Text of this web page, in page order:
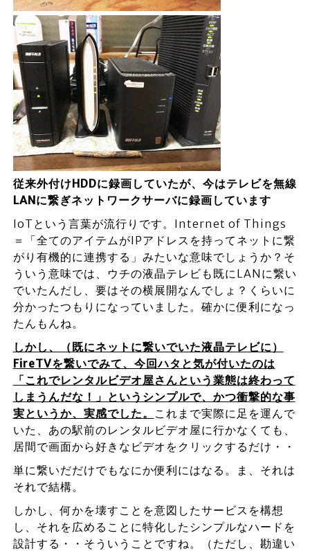
従来外付けHDDに録画していたが、今はテレビを無線
LANに繋ぎネットワークサーバに録画しています
IoTという言葉が流行りです。Internet of Things
＝「全てのアイテムがIPアドレスを持ってネットに繋
がり有機的に連携する」みたいな意味でしょうか？そ
ういう意味では、ウチの液晶テレビも既にLANに繋い
でいたんだし、要はその横展開なんでしょ？くらいに
分かったつもりになっていました。確かに便利になっ
たんもんね。
しかし、（既にネットに繋いでいた液晶テレビに）
FireTVを繋いでみて、今回ハタと気が付いたのは
「これでレンタルビデオ屋さんという業態は終わって
しまうんだな！」というシンプルで、かつ衝撃的な事
実というか、実感でした。
これまで実際に足を運んで
いた、あの駅前のレンタルビデオ屋に行かなくても、
居間で画面から好きなビデオをクリックするだけ・・
単に繋いだだけでもなにか便利にはなる。ま、それは
それで結構。
しかし、何かを壊すことを意図したサービスを構想
し、それを広めることに特化したシンプルなハードを
設計する・・そういうことですね。（ただし、勘違い